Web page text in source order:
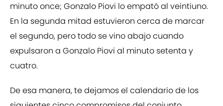
minuto once; Gonzalo Piovi lo empató al veintiuno.
En la segunda mitad estuvieron cerca de marcar
el segundo, pero todo se vino abajo cuando
expulsaron a Gonzalo Piovi al minuto setenta y
cuatro.
De esa manera, te dejamos el calendario de los